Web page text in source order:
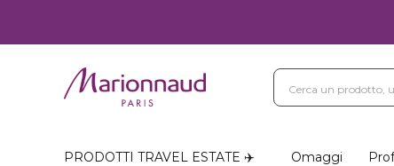
PRODOTTI TRAVEL ESTATE ✈️ Omaggi